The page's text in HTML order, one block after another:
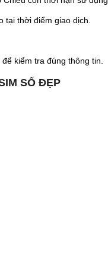
tại thời điểm giao dịch.
kiểm tra đúng thông tin.
SỐ ĐẸP